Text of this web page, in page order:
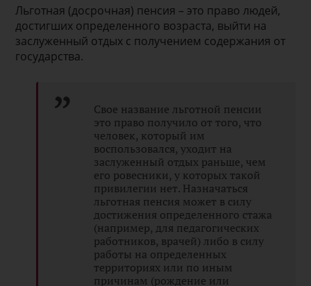
Льготная (досрочная) пенсия – это право людей,
достигших определенного возраста, выйти на
заслуженный отдых с получением содержания от
государства.
Свое название льготной пенсии
это право получило от того, что
человек, который им
воспользовался, уходит на
заслуженный отдых раньше, чем
его ровесники, у которых такой
привилегии нет. Назначаться
льготная пенсия может в силу
достижения определенного стажа
(например, для педагогических
работников, врачей) либо в силу
работы на определенных
территориях или по иным
причинам (рождение или